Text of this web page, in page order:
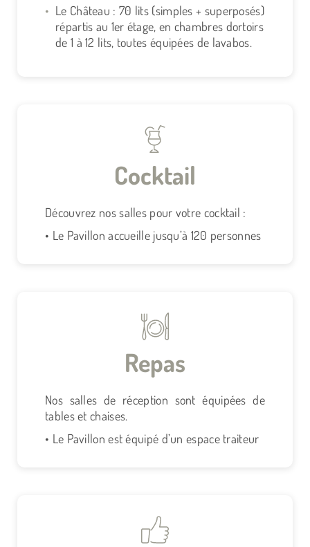
Le Château : 70 lits (simples + superposés)
répartis au 1er étage, en chambres dortoirs
de 1 à 12 lits, toutes équipées de lavabos.
Cocktail
Découvrez nos salles pour votre cocktail :
• Le Pavillon accueille jusqu’à 120 personnes
Repas
Nos salles de réception sont équipées de
tables et chaises.
• Le Pavillon est équipé d’un espace traiteur